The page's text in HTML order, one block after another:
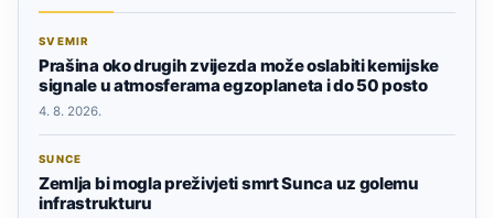
SVEMIR
Prašina oko drugih zvijezda može oslabiti kemijske
signale u atmosferama egzoplaneta i do 50 posto
4. 8. 2026.
SUNCE
Zemlja bi mogla preživjeti smrt Sunca uz golemu
infrastrukturu